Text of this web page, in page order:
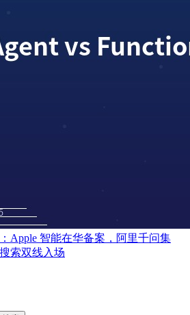
Apple 智能在华备案，阿里千问集
索双线入场